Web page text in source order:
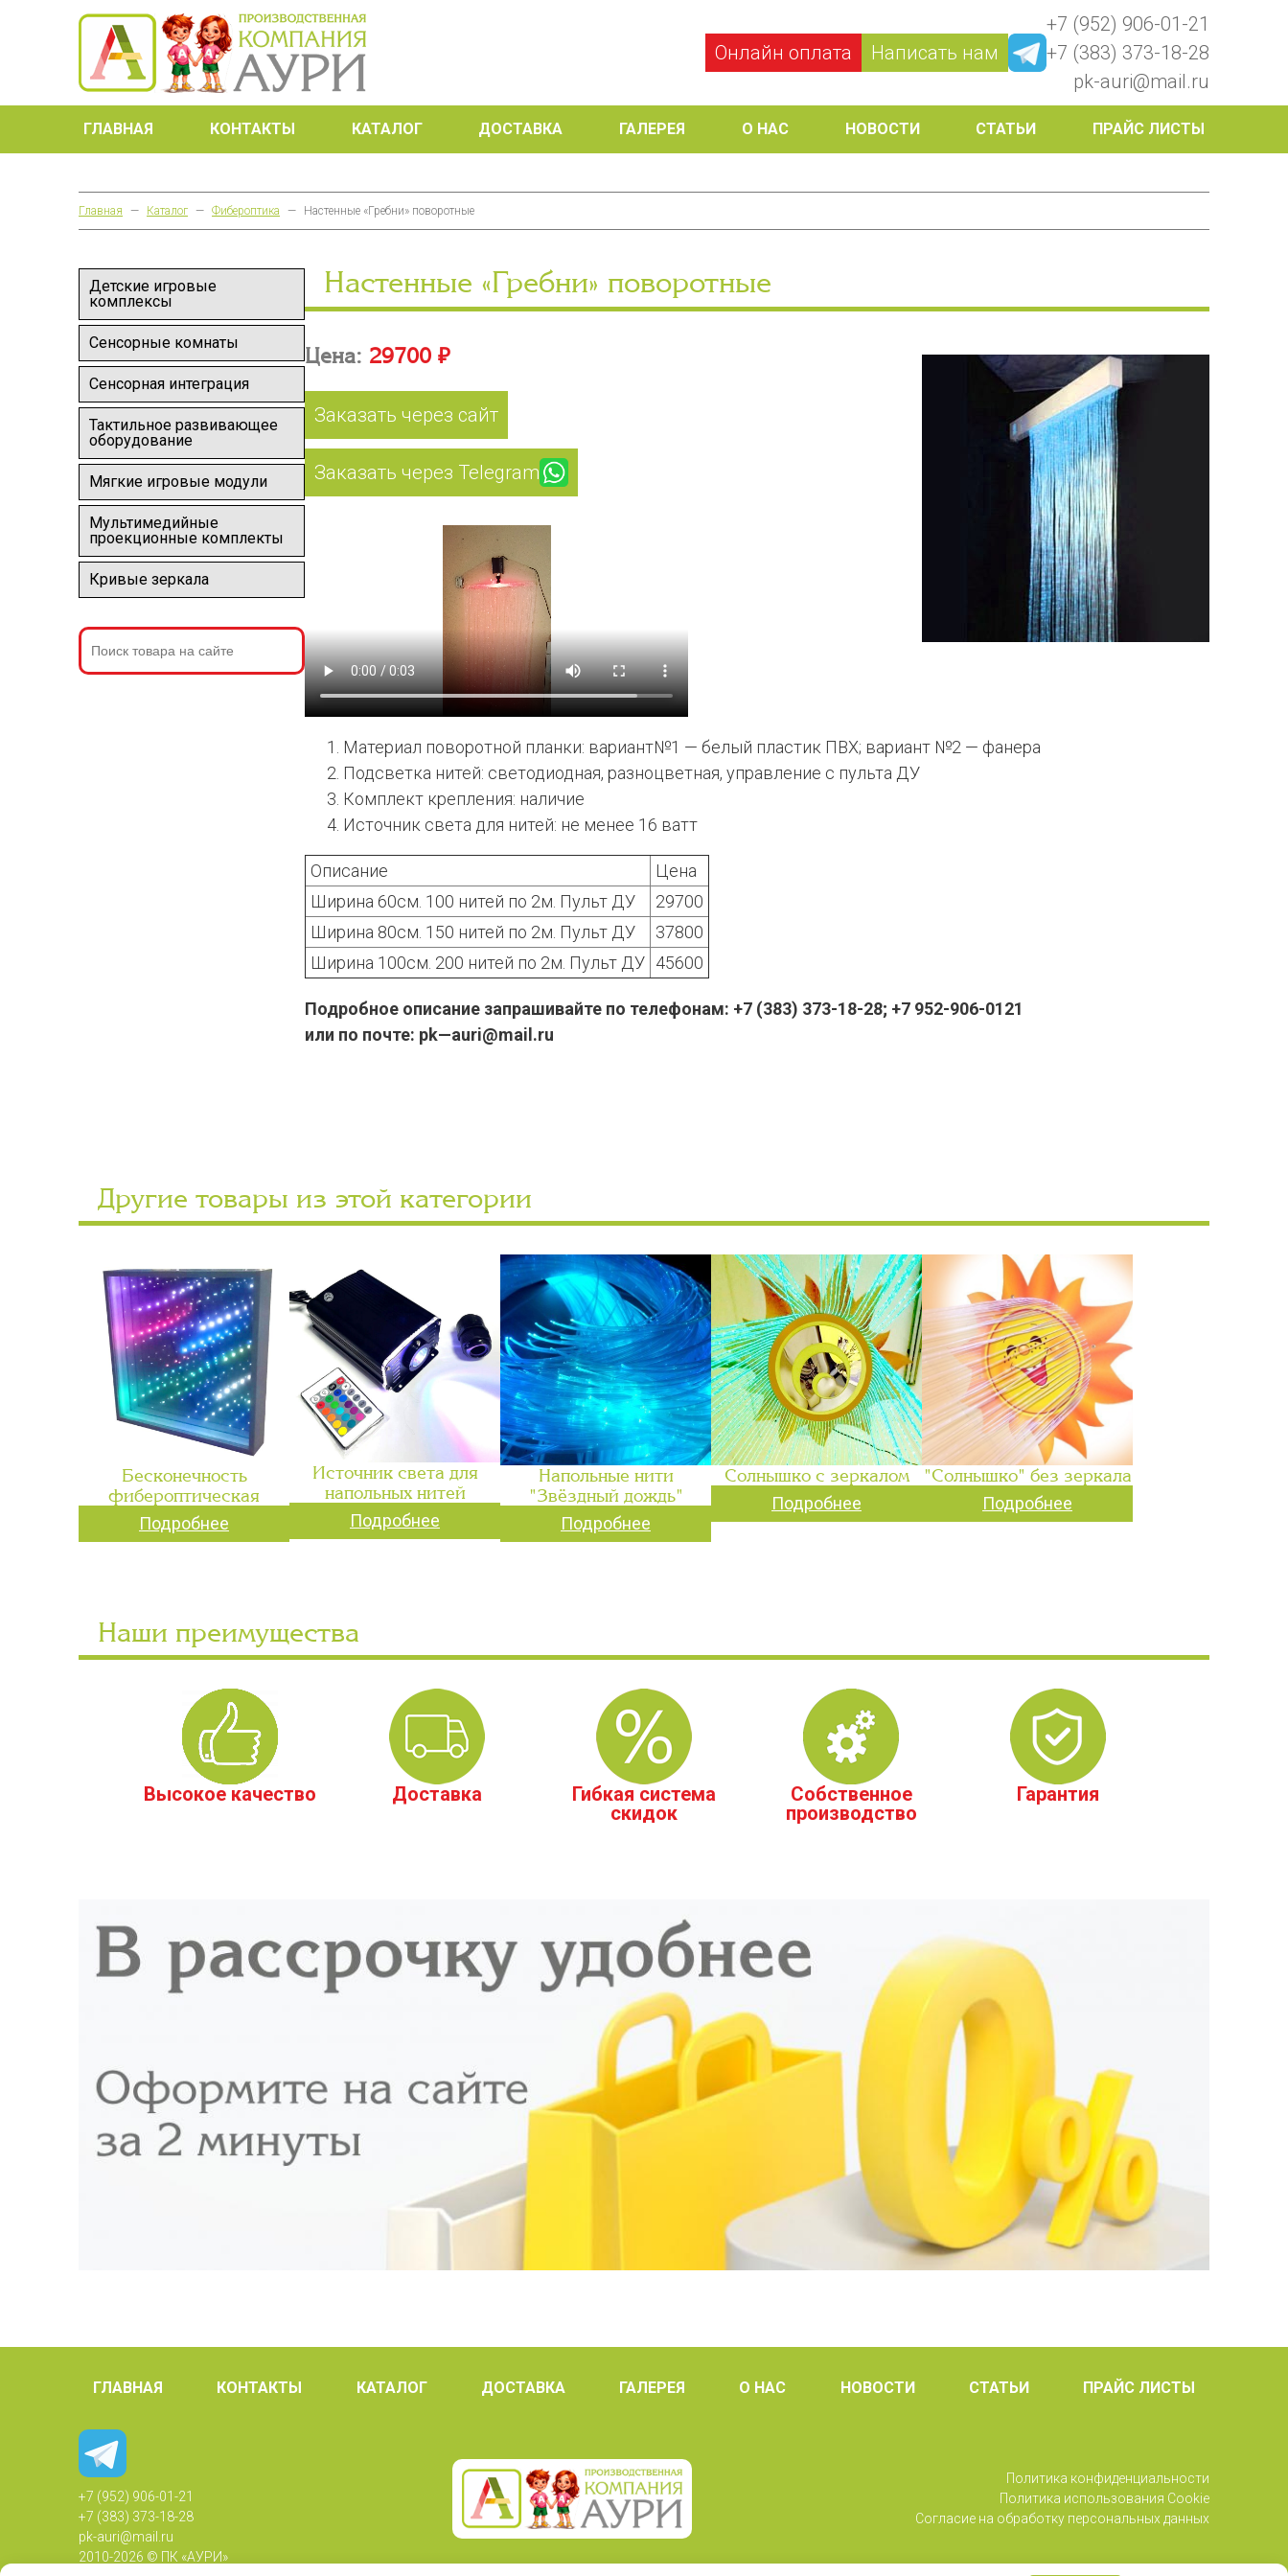
Онлайн оплата Написать нам
+7 (952) 906-01-21
+7 (383) 373-18-28
pk-auri@mail.ru
ГЛАВНАЯ КОНТАКТЫ КАТАЛОГ ДОСТАВКА ГАЛЕРЕЯ О НАС НОВОСТИ СТАТЬИ ПРАЙС ЛИСТЫ
Главная — Каталог — Фибероптика — Настенные «Гребни» поворотные
Детские игровые
комплексы
Сенсорные комнаты
Сенсорная интеграция
Тактильное развивающее
оборудование
Мягкие игровые модули
Мультимедийные
проекционные комплекты
Кривые зеркала
Настенные «Гребни» поворотные
Цена: 29700 ₽
Заказать через сайт
Заказать через Telegram
Материал поворотной планки: вариант№1 — белый пластик ПВХ; вариант №2 — фанера
Подсветка нитей: светодиодная, разноцветная, управление с пульта ДУ
Комплект крепления: наличие
Источник света для нитей: не менее 16 ватт
Описание
Цена
Ширина 60см. 100 нитей по 2м. Пульт ДУ
29700
Ширина 80см. 150 нитей по 2м. Пульт ДУ
37800
Ширина 100см. 200 нитей по 2м. Пульт ДУ 45600
Подробное описание запрашивайте по телефонам: +7 (383) 373-18-28; +7 952-906-0121
или по почте: pk—auri@mail.ru
Другие товары из этой категории
Бесконечность
фибероптическая
Подробнее
Источник света для
напольных нитей
Подробнее
Напольные нити
"Звёздный дождь"
Подробнее
Солнышко с зеркалом
Подробнее
"Солнышко" без зеркала
Подробнее
Наши преимущества
Высокое качество Доставка
Гибкая система
скидок
Собственное
производство
Гарантия
ГЛАВНАЯ КОНТАКТЫ КАТАЛОГ ДОСТАВКА ГАЛЕРЕЯ О НАС НОВОСТИ СТАТЬИ ПРАЙС ЛИСТЫ
+7 (952) 906-01-21
+7 (383) 373-18-28
pk-auri@mail.ru
2010-2026 © ПК «АУРИ»
Политика конфиденциальности
Политика использования Cookie
Согласие на обработку персональных данных